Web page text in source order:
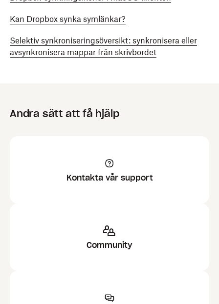
Kan Dropbox synka symlänkar?
Selektiv synkroniseringsöversikt: synkronisera eller
avsynkronisera mappar från skrivbordet
Andra sätt att få hjälp
Kontakta vår support
Community